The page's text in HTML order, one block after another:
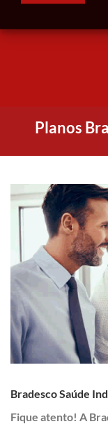
Planos
Bradesco Saúde
Fique atento! A